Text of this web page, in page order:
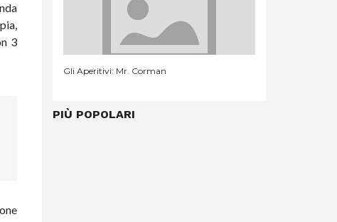
3
Gli Aperitivi: Mr. Corman
PIÙ POPOLARI